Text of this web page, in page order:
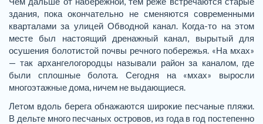
здания, пока окончательно не сменяются современными
кварталами за улицей Обводной канал. Когда-то на этом
месте был настоящий дренажный канал, вырытый для
осушения болотистой почвы речного побережья. «На мхах»
— так архангелогородцы называли район за каналом, где
были сплошные болота. Сегодня на «мхах» выросли
многоэтажные дома, ничем не выдающиеся.
Летом вдоль берега обнажаются широкие песчаные пляжи.
В дельте много песчаных островов, из года в год постепенно